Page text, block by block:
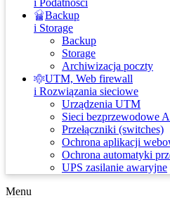
i Podatności
Backup
i Storage
Backup
Storage
Archiwizacja poczty
UTM, Web firewall
i Rozwiązania sieciowe
Urządzenia UTM
Sieci bezprzewodowe
Przełączniki (switches)
Ochrona aplikacji
Ochrona automatyki
UPS zasilanie awaryjne
Menu